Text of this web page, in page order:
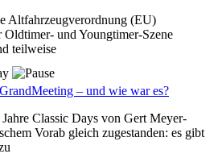
Altfahrzeugverordnung (EU)
Oldtimer- und Youngtimer-Szene
teilweise
– und wie war es?
Classic Days von Gert Meyer-
Vorab gleich zugestanden: es gibt